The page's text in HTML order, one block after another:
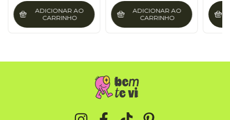
ADICIONAR AO
CARRINHO
ADICIONAR AO
CARRINHO